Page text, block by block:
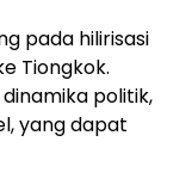
pada hilirisasi
Tiongkok.
dinamika politik,
yang dapat